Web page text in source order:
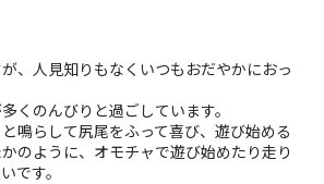
、人見知りもなくいつもおだやかにおっ
くのんびりと過ごしています。
鳴らして尻尾をふって喜び、遊び始める
のように、オモチャで遊び始めたり走り
です。